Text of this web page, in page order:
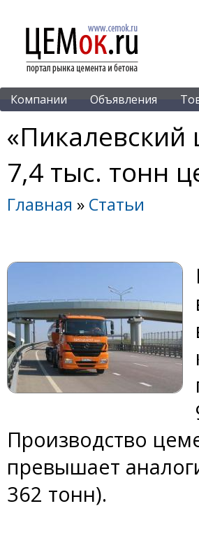
Компании Объявления
«Пикалевский
7,4 тыс. тонн
Главная » Статьи
Производство
превышает
362 тонн).